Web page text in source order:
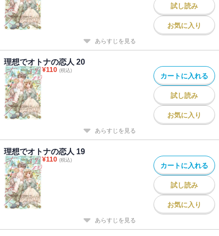
試し読み
お気に入り
あらすじを見る
理想でオトナの恋人 20
¥110 (税込)
カートに入れる
試し読み
お気に入り
あらすじを見る
理想でオトナの恋人 19
¥110 (税込)
カートに入れる
試し読み
お気に入り
あらすじを見る